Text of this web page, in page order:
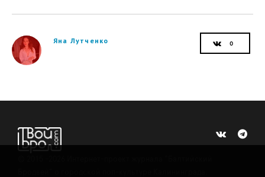
Яна Лутченко